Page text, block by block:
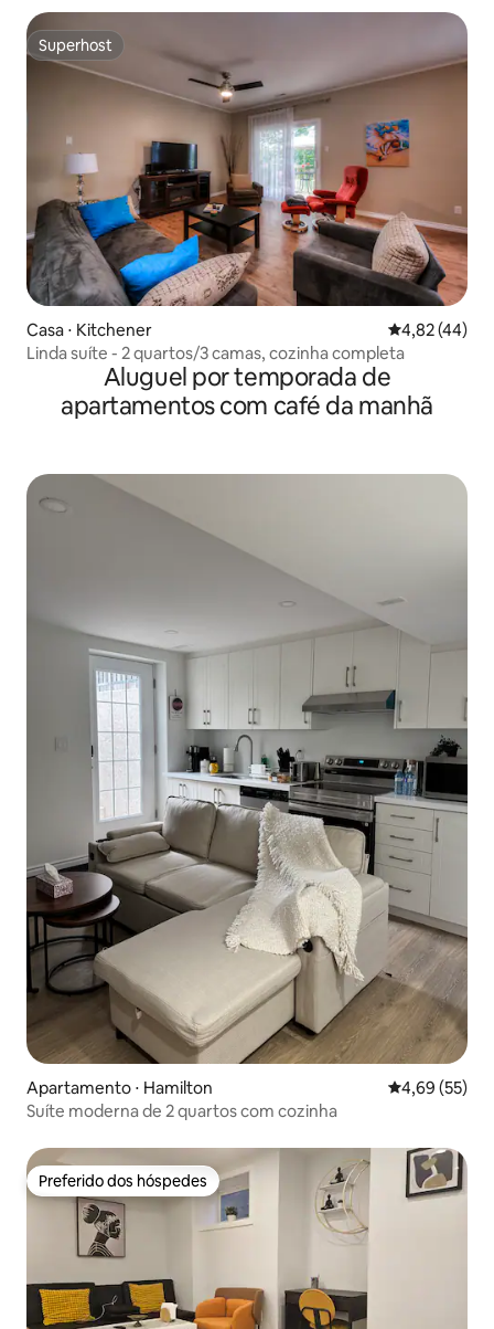
Superhost
Superhost
Casa ⋅ Kitchener 4,82 de uma
4,82 (44)
Linda suíte - 2 quartos/3 camas, cozinha completa
Aluguel por temporada de
apartamentos com café da manhã
Apartamento ⋅ Hamilton 4,69 de uma
4,69 (55)
Suíte moderna de 2 quartos com cozinha
Preferido dos hóspedes
Preferido dos hóspedes